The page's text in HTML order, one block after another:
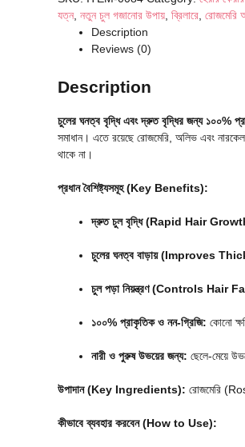
যত্ন, নতুন চুল গজানোর উপায় ব্রিলারে রোজমেরি
Description
Reviews (0)
Description
চুলের ঘনত্ব বৃদ্ধি এবং দ্রুত বৃদ্ধির জন্য ১০০%
সমাধান। এতে রয়েছে রোজমেরি, অলিভ এবং
থাকে না।
প্রধান বৈশিষ্ট্যসমূহ (Key Benefits):
দ্রুত চুল বৃদ্ধি (Rapid Hair
চুলের ঘনত্ব বাড়ায় (Improves
চুল পড়া নিয়ন্ত্রণ (Controls Hair
১০০% প্রাকৃতিক ও নন-গ্রিজি: কোনো
নারী ও পুরুষ উভয়ের জন্য: ছেলে-মেয়ে
উপাদান (Key Ingredients): রোজমেরি
কীভাবে ব্যবহার করবেন (How to Use):